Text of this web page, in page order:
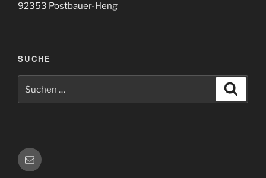
92353 Postbauer-Heng
SUCHE
nach:
E-
Mail